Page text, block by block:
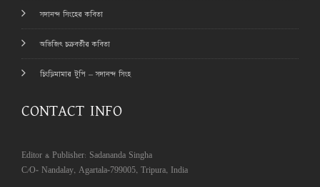
সদানন্দ সিংহের কবিতা
অভিজিৎ চক্রবর্তীর কবিতা
চিংড়িমামার টুপি – সদানন্দ সিংহ
CONTACT INFO
Editor & Publisher: Sadananda Singha
C/O- Nandalay, Agartala-799005, Tripura, India